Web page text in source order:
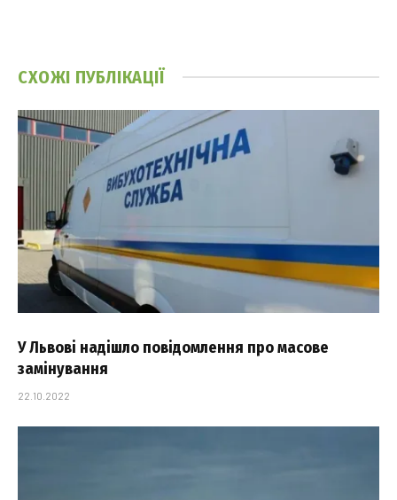
СХОЖІ ПУБЛІКАЦІЇ
У Львові надішло повідомлення про масове
замінування
22.10.2022